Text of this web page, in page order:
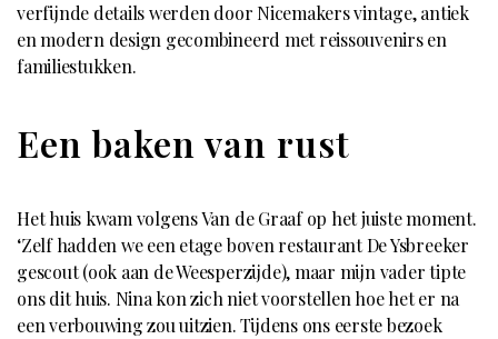
verfijnde details werden door Nicemakers vintage, antiek
en modern design gecombineerd met reissouvenirs en
familiestukken.
Een baken van rust
Het huis kwam volgens Van de Graaf op het juiste moment.
‘Zelf hadden we een etage boven restaurant De Ysbreeker
gescout (ook aan de Weesperzijde), maar mijn vader tipte
ons dit huis. Nina kon zich niet voorstellen hoe het er na
een verbouwing zou uitzien. Tijdens ons eerste bezoek